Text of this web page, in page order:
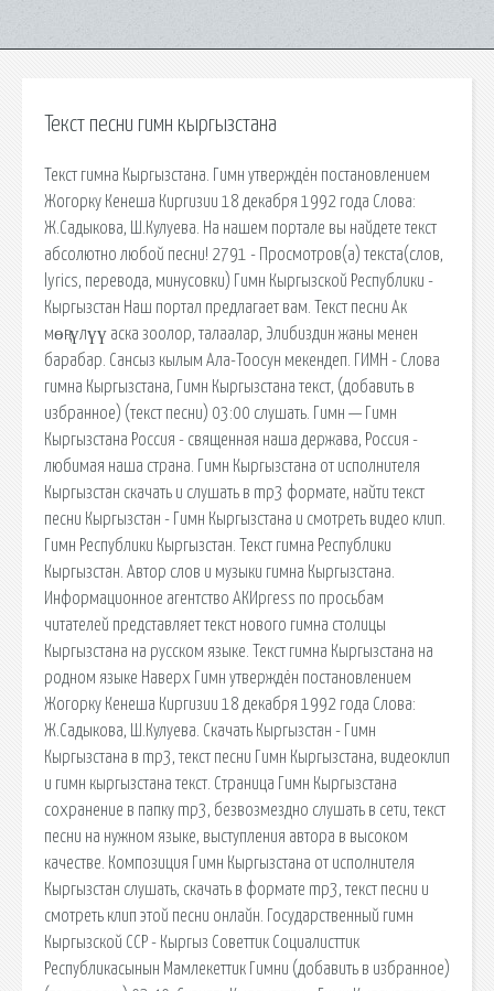
Текст песни гимн кыргызстана
Текст гимна Кыргызстана. Гимн утверждён постановлением
Жогорку Кенеша Киргизии 18 декабря 1992 года Слова:
Ж.Садыкова, Ш.Кулуева. На нашем портале вы найдете текст
абсолютно любой песни! 2791 - Просмотров(a) текста(слов,
lyrics, перевода, минусовки) Гимн Кыргызской Республики -
Кыргызстан Наш портал предлагает вам. Текст песни Ак
мөңгүлүү аска зоолор, талаалар, Элибиздин жаны менен
барабар. Сансыз кылым Ала-Тоосун мекендеп. ГИМН - Слова
гимна Кыргызстана, Гимн Кыргызстана текст, (добавить в
избранное) (текст песни) 03:00 слушать. Гимн — Гимн
Кыргызстана Россия - священная наша держава, Россия -
любимая наша страна. Гимн Кыргызстана от исполнителя
Кыргызстан скачать и слушать в mp3 формате, найти текст
песни Кыргызстан - Гимн Кыргызстана и смотреть видео клип.
Гимн Республики Кыргызстан. Текст гимна Республики
Кыргызстан. Автор слов и музыки гимна Кыргызстана.
Информационное агентство АКИpress по просьбам
читателей представляет текст нового гимна столицы
Кыргызстана на русском языке. Текст гимна Кыргызстана на
родном языке Наверх Гимн утверждён постановлением
Жогорку Кенеша Киргизии 18 декабря 1992 года Слова:
Ж.Садыкова, Ш.Кулуева. Скачать Кыргызстан - Гимн
Кыргызстана в mp3, текст песни Гимн Кыргызстана, видеоклип
и гимн кыргызстана текст. Страница Гимн Кыргызстана
сохранение в папку mp3, безвозмездно слушать в сети, текст
песни на нужном языке, выступления автора в высоком
качестве. Композиция Гимн Кыргызстана от исполнителя
Кыргызстан слушать, скачать в формате mp3, текст песни и
смотреть клип этой песни онлайн. Государственный гимн
Кыргызской ССР - Кыргыз Советтик Социалисттик
Республикасынын Мамлекеттик Гимни (добавить в избранное)